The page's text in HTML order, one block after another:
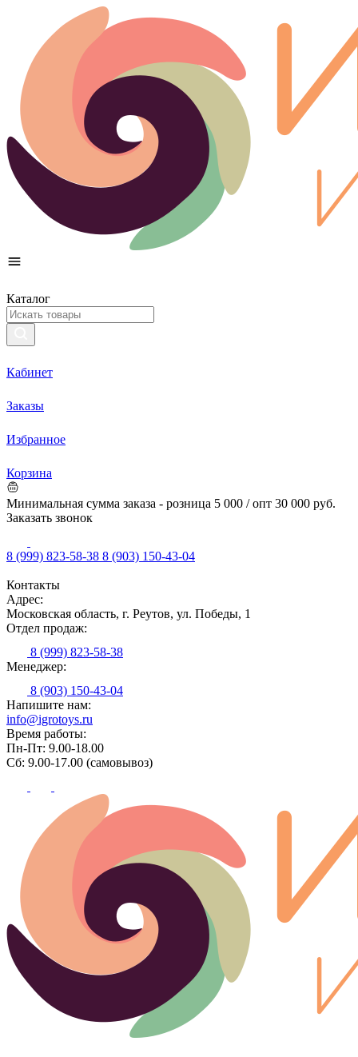
Каталог
Кабинет
Заказы
Избранное
Корзина
Минимальная сумма заказа - розница 5 000 / опт 30 000 руб.
Заказать звонок
8 (999) 823-58-38 8 (903) 150-43-04
Контакты
Адрес:
Московская область, г. Реутов, ул. Победы, 1
Отдел продаж:
8 (999) 823-58-38
Менеджер:
8 (903) 150-43-04
Напишите нам:
info@igrotoys.ru
Время работы:
Пн-Пт: 9.00-18.00
Сб: 9.00-17.00 (самовывоз)